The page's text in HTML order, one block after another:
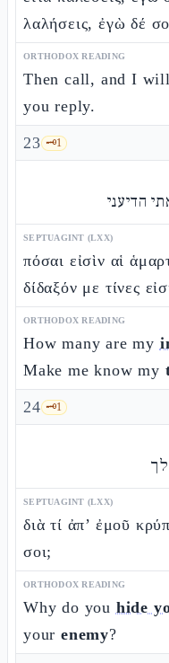
λαλήσεις, ἐγὼ δέ
ORTHODOX READING
Then call, and I
you reply.
23 🗝️1
הדיעני
SEPTUAGINT (LXX)
πόσαι εἰσὶν αἱ
δίδαξόν με τίνες
ORTHODOX READING
How many are my
Make me know my
24 🗝️1
SEPTUAGINT (LXX)
διὰ τί ἀπ’ ἐμοῦ
σοι;
ORTHODOX READING
Why do you hide
your enemy?